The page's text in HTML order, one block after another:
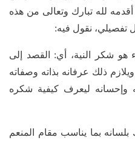
لله تبارك وتعالى من هذه
تفصيلي، نقول فيه:
هو شكر النية، أي: القصد إلى
ذلك عرفانه بذاته وصفاته
وإحسانه ليعرف كيفية شكره
بما يناسب مقام المنعم